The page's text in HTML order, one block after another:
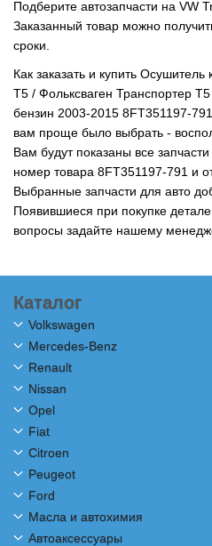
Подберите автозапчасти на VW
Заказанный товар можно
сроки.
Как заказать и купить
T5 / Фольксваген Транспортер
бензин 2003-2015 8FT351197-
вам проще было выбрать -
Вам будут показаны все
номер товара 8FT351197-791 и
Выбранные запчасти для авто
Появившиеся при покупке
вопросы задайте нашему
Каталог
Volkswagen
Mercedes-Benz
Renault
Nissan
Opel
Fiat
Citroen
Peugeot
Ford
Масла и автохимия
Автоаксессуары